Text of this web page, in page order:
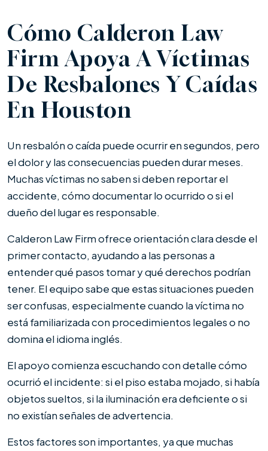
Cómo Calderon Law
Firm Apoya A Víctimas
De Resbalones Y Caídas
En Houston
Un resbalón o caída puede ocurrir en segundos, pero
el dolor y las consecuencias pueden durar meses.
Muchas víctimas no saben si deben reportar el
accidente, cómo documentar lo ocurrido o si el
dueño del lugar es responsable.
Calderon Law Firm ofrece orientación clara desde el
primer contacto, ayudando a las personas a
entender qué pasos tomar y qué derechos podrían
tener. El equipo sabe que estas situaciones pueden
ser confusas, especialmente cuando la víctima no
está familiarizada con procedimientos legales o no
domina el idioma inglés.
El apoyo comienza escuchando con detalle cómo
ocurrió el incidente: si el piso estaba mojado, si había
objetos sueltos, si la iluminación era deficiente o si
no existían señales de advertencia.
Estos factores son importantes, ya que muchas